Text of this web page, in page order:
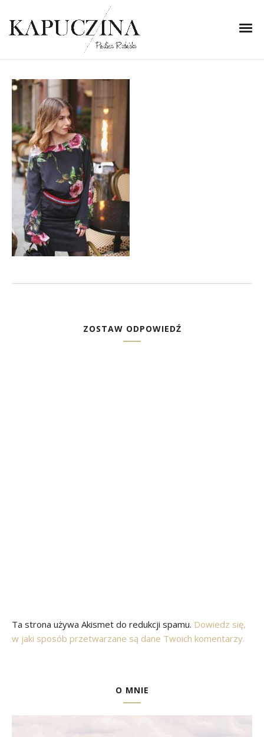
7 listopada 2017
IMG_3460
Written by
ZOSTAW ODPOWIEDŹ
Ta strona używa Akismet do redukcji spamu. Dowiedz się,
w jaki sposób przetwarzane są dane Twoich komentarzy.
O MNIE